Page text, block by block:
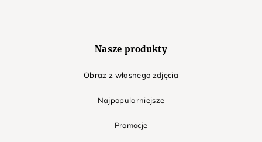
Nasze produkty
Obraz z własnego zdjęcia
Najpopularniejsze
Promocje